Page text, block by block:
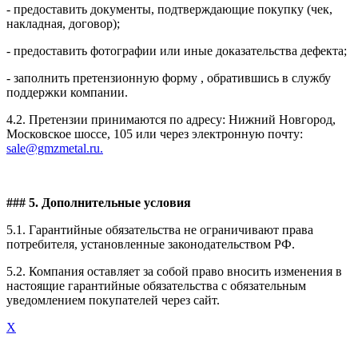
- предоставить документы, подтверждающие покупку (чек,
накладная, договор);
- предоставить фотографии или иные доказательства дефекта;
- заполнить претензионную форму , обратившись в службу
поддержки компании.
4.2. Претензии принимаются по адресу: Нижний Новгород,
Московское шоссе, 105 или через электронную почту:
sale@gmzmetal.ru.
### 5. Дополнительные условия
5.1. Гарантийные обязательства не ограничивают права
потребителя, установленные законодательством РФ.
5.2. Компания оставляет за собой право вносить изменения в
настоящие гарантийные обязательства с обязательным
уведомлением покупателей через сайт.
X